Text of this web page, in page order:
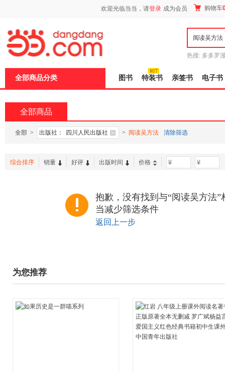
欢迎光临当当，请登录 成为会员 购物车
热搜: 多多罗
全部商品分类 图书 特装书 亲签书 电子书
全部商品
全部 > 出版社： 四川人民出版社 > 阅读吴方法 清除筛选
综合排序 销量 好评 出版时间 价格 -
抱歉，没有找到与“阅读吴方法
当减少筛选条件
返回上一步
为您推荐
页
加